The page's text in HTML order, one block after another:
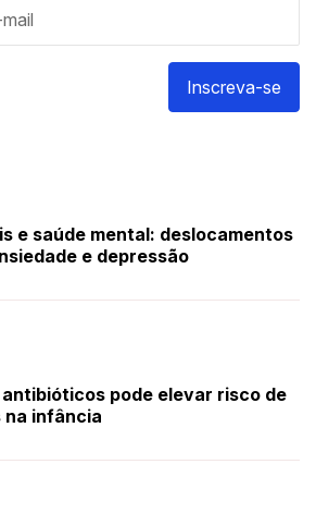
Inscreva-se
e saúde mental: deslocamentos
e depressão
pode elevar risco de
na infância